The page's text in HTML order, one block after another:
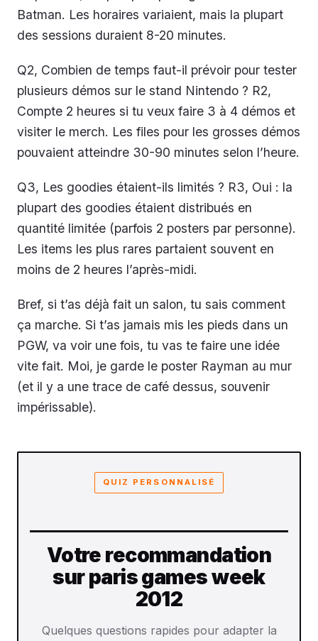
Batman. Les horaires variaient, mais la plupart
des sessions duraient 8-20 minutes.
Q2, Combien de temps faut-il prévoir pour tester
plusieurs démos sur le stand Nintendo ? R2,
Compte 2 heures si tu veux faire 3 à 4 démos et
visiter le merch. Les files pour les grosses démos
pouvaient atteindre 30-90 minutes selon l’heure.
Q3, Les goodies étaient-ils limités ? R3, Oui : la
plupart des goodies étaient distribués en
quantité limitée (parfois 2 posters par personne).
Les items les plus rares partaient souvent en
moins de 2 heures l’après-midi.
Bref, si t’as déjà fait un salon, tu sais comment
ça marche. Si t’as jamais mis les pieds dans un
PGW, va voir une fois, tu vas te faire une idée
vite fait. Moi, je garde le poster Rayman au mur
(et il y a une trace de café dessus, souvenir
impérissable).
QUIZ PERSONNALISÉ
Votre recommandation
sur paris games week
2012
Quelques questions rapides pour adapter la